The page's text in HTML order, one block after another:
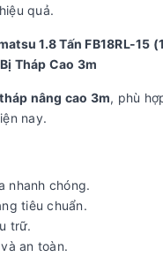
quả.
1.8 Tấn FB18RL-15
Tháp Cao 3m
tháp nâng cao 3m, phù
nay.
nhanh chóng.
tiêu chuẩn.
trữ.
an toàn.